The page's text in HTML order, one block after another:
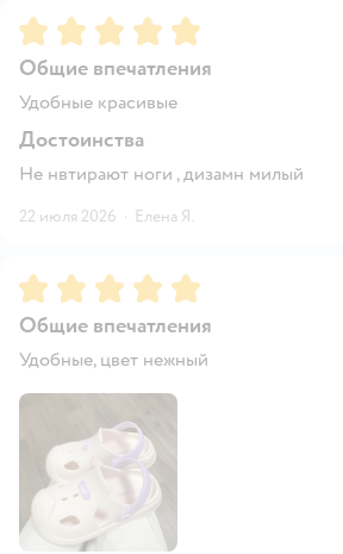
Рейтинг:5
Общие впечатления
Удобные красивые
Достоинства
Не нвтирают ноги , дизамн милый
22 июля 2026 · Елена Я.
Рейтинг:5
Общие впечатления
Удобные, цвет нежный